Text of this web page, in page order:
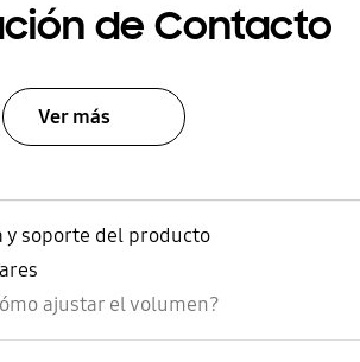
de Contacto
Ver más
y soporte del producto
ajustar el volumen?